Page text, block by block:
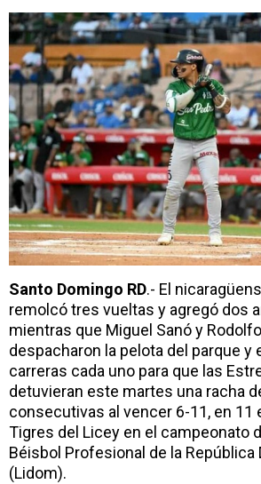
Santo Domingo RD.- El
remolcó tres vueltas y agregó dos
mientras que Miguel Sanó y
despacharon la pelota del parque y
carreras cada uno para que las
detuvieran este martes una racha
consecutivas al vencer 6-11, en 11
Tigres del Licey en el campeonato
Béisbol Profesional de la República
(Lidom).